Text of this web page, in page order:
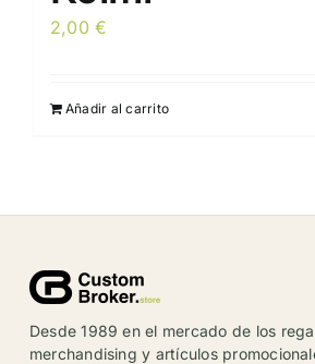
2,00€
Añadir al carrito
Desde 1989 en el mercado de los
merchandising y artículos